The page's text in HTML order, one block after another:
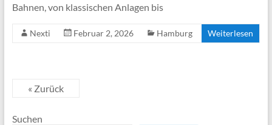
Bahnen, von klassischen Anlagen bis
Nexti Februar 2, 2026 Hamburg Weiterlesen
« Zurück
Suchen